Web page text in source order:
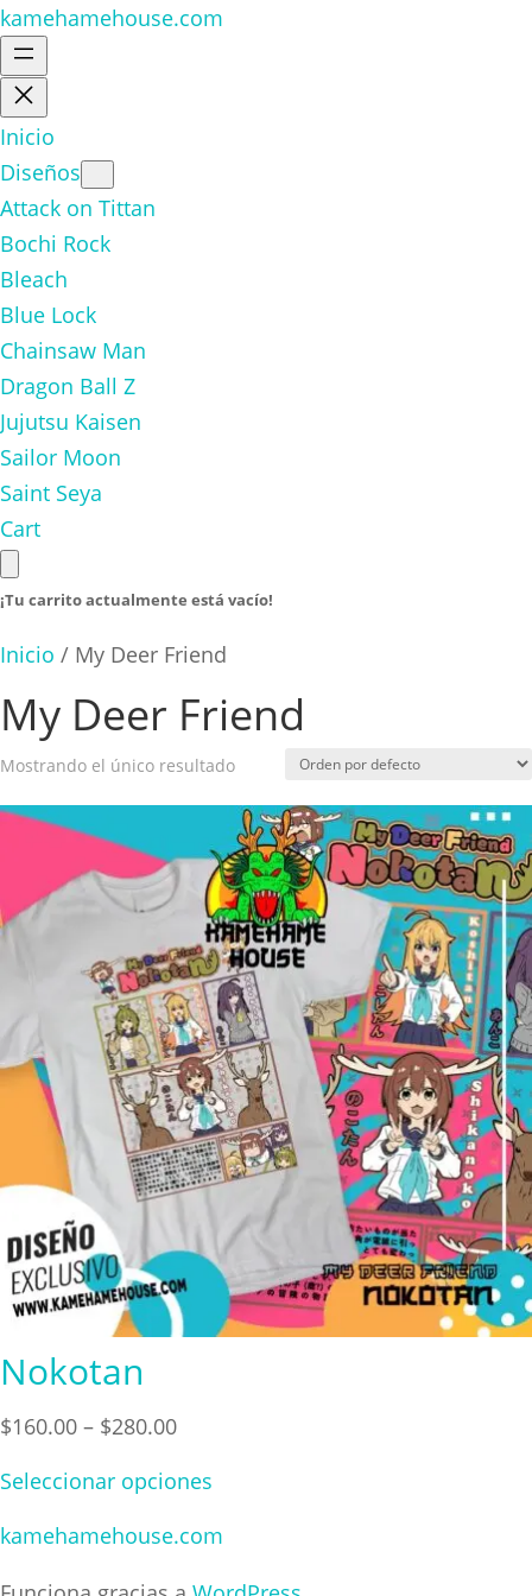
kamehamehouse.com
Inicio
Diseños
Attack on Tittan
Bochi Rock
Bleach
Blue Lock
Chainsaw Man
Dragon Ball Z
Jujutsu Kaisen
Sailor Moon
Saint Seya
Cart
¡Tu carrito actualmente está vacío!
Inicio / My Deer Friend
My Deer Friend
Mostrando el único resultado
Nokotan
$160.00 – $280.00Price
$160.00
through
Seleccionar opciones
kamehamehouse.com